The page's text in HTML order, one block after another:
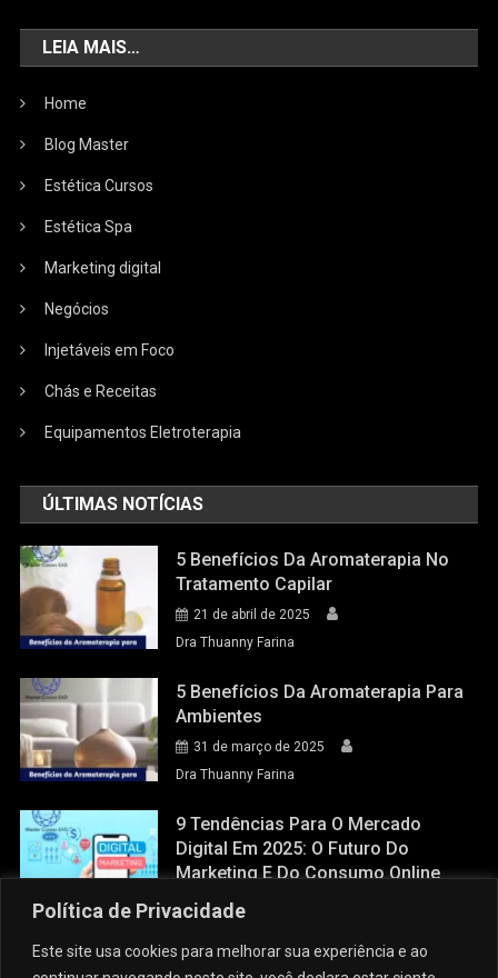
Política de Privacidade
Este site usa cookies para melhorar sua experiência e ao
LEIA MAIS…
Home
Blog Master
Estética Cursos
Estética Spa
Marketing digital
Negócios
Injetáveis em Foco
Chás e Receitas
Equipamentos Eletroterapia
ÚLTIMAS NOTÍCIAS
5 Benefícios Da Aromaterapia No
Tratamento Capilar
21 de abril de 2025
Dra Thuanny Farina
5 Benefícios Da Aromaterapia Para
Ambientes
31 de março de 2025
Dra Thuanny Farina
9 Tendências Para O Mercado
Digital Em 2025: O Futuro Do
Marketing E Do Consumo Online
28 de março de 2025